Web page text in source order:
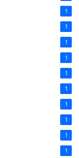
1
1
1
1
1
1
1
1
1
1